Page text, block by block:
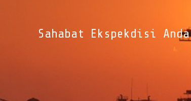
Sahabat Ekspekdisi Anda